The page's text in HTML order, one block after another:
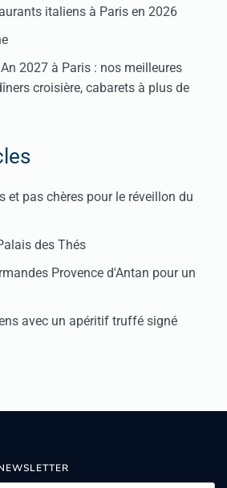
italiens à Paris en 2026
2027 à Paris : nos meilleures
croisière, cabarets à plus de
et pas chères pour le réveillon du
des Thés
Provence d'Antan pour un
avec un apéritif truffé signé